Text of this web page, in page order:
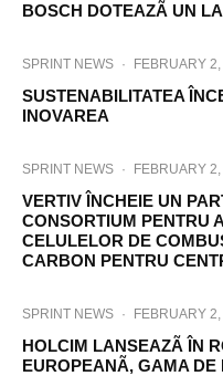
BOSCH DOTEAZÃ UN
SPRINT NEWS · FEBRUARY
SUSTENABILITATEA
INOVAREA
SPRINT NEWS · FEBRUARY
VERTIV ÎNCHEIE UN
CONSORTIUM PENTRU
CELULELOR DE
CARBON PENTRU
SPRINT NEWS · FEBRUARY
HOLCIM LANSEAZÃ ÎN
EUROPEANÃ, GAMA